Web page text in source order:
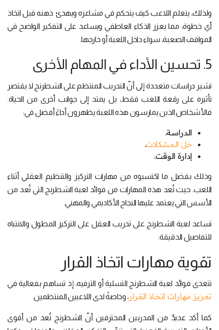
ولذلك، يتعلم اللاعب كيف يتحكم في مشاعره ويهدئ ذهنه قبل اتخاذ
أي خطوة، مما يعزز الذكاء العاطفي ويساعد على التفكير الواضح في
المواقف الصعبة، سواء داخل اللعبة أو خارجها.
5. تحسين الأداء في المهام الأخرى
تشير دراسات متعددة إلى أنّ التدريب المنتظم على الشطرنج لا يقتصر
تأثيره على رقعة اللعب فقط، بل يمتد إلى جوانب أخرى من الحياة.
فالأشخاص الذين يمارسون هذه اللعبة يظهرون أداءً أفضل في:
الدراسة.
حل المشكلات.
إدارة الوقت.
وذلك بفضل ما اكتسبوه من مهارات التركيز والتنظيم العقلي أثناء
اللعب. حيث تُعد هذه المهارات من فوائد لعبة الشطرنج التي تُعد من
الأسس التي يعتمد عليها النجاح الأكاديمي والمهني.
تساعد لعبة الشطرنج على تدريب العقل على التركيز المطول والانتباه
للتفاصيل الدقيقة.
تقوية مهارات اتخاذ القرار
تتعدى فوائد لعبة الشطرنج التسلية أو الترفيه، إذ تساهم بفعالية في
تعزيز مهارات اتخاذ القرار، وخاصةً لدى اللاعبين المنتظمين.
كما أكد عديدٌ من المدربين المحترفين أنّ الشطرنج تُعد من أقوى